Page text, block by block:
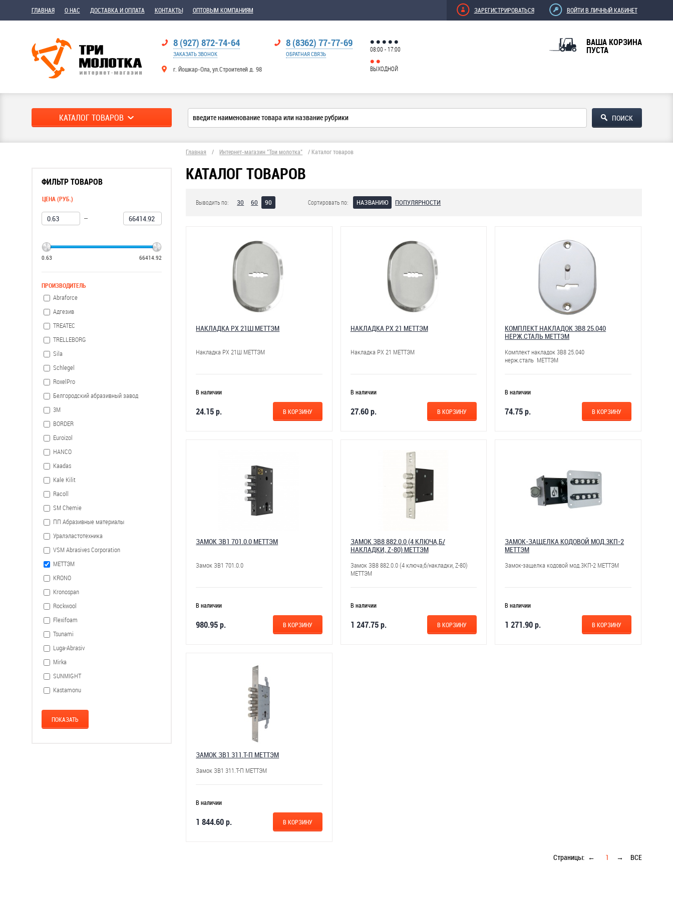
ГЛАВНАЯ О НАС ДОСТАВКА И ОПЛАТА КОНТАКТЫ ОПТОВЫМ КОМПАНИЯМ ЗАРЕГИСТРИРОВАТЬСЯ ВОЙТИ В ЛИЧНЫЙ КАБИНЕТ
8 (927) 872-74-64
ЗАКАЗАТЬ ЗВОНОК
г. Йошкар-Ола, ул.Строителей д. 98
8 (8362) 77-77-69
ОБРАТНАЯ СВЯЗЬ
08:00 - 17:00
ВЫХОДНОЙ
ВАША КОРЗИНА
ПУСТА
КАТАЛОГ ТОВАРОВ
ФИЛЬТР ТОВАРОВ
ЦЕНА (РУБ.)
—
0.63 66414.92
ПРОИЗВОДИТЕЛЬ
Abraforce
Адгезив
TREATEC
TRELLEBORG
Sila
Schlegel
RoxelPro
Белгородский абразивный завод
3М
BORDER
Euroizol
HANCO
Kaadas
Kale Kilit
Racoll
SM Chemie
ПП Абразивные материалы
Уралэластотехника
VSM Abrasives Corporation
МЕТТЭМ
KRONO
Kronospan
Rockwool
Flexifoam
Tsunami
Luga-Abrasiv
Mirka
SUNMIGHT
Kastamonu
Главная / Интернет-магазин "Три молотка" / Каталог товаров
КАТАЛОГ ТОВАРОВ
Выводить по: 30 60 90 Сортировать по: НАЗВАНИЮ ПОПУЛЯРНОСТИ
НАКЛАДКА РХ 21Ш МЕТТЭМ
Накладка РХ 21Ш МЕТТЭМ
В наличии
24.15 р. В КОРЗИНУ
НАКЛАДКА РХ 21 МЕТТЭМ
Накладка РХ 21 МЕТТЭМ
В наличии
27.60 р. В КОРЗИНУ
КОМПЛЕКТ НАКЛАДОК 3В8 25.040
НЕРЖ.СТАЛЬ МЕТТЭМ
Комплект накладок 3В8 25.040
нерж.сталь МЕТТЭМ
В наличии
74.75 р. В КОРЗИНУ
ЗАМОК ЗВ1 701.0.0 МЕТТЭМ
Замок ЗВ1 701.0.0
В наличии
980.95 р. В КОРЗИНУ
ЗАМОК ЗВ8 882.0.0 (4 КЛЮЧА,Б/
НАКЛАДКИ, Z-80) МЕТТЭМ
Замок ЗВ8 882.0.0 (4 ключа,б/накладки, Z-80)
МЕТТЭМ
В наличии
1 247.75 р. В КОРЗИНУ
ЗАМОК-ЗАЩЕЛКА КОДОВОЙ МОД.3КП-2
МЕТТЭМ
Замок-защелка кодовой мод.3КП-2 МЕТТЭМ
В наличии
1 271.90 р. В КОРЗИНУ
ЗАМОК ЗВ1 311.Т-П МЕТТЭМ
Замок ЗВ1 311.Т-П МЕТТЭМ
В наличии
1 844.60 р. В КОРЗИНУ
Страницы: ← 1 → ВСЕ